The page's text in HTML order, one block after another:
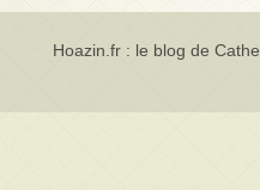
Hoazin.fr : le blog de